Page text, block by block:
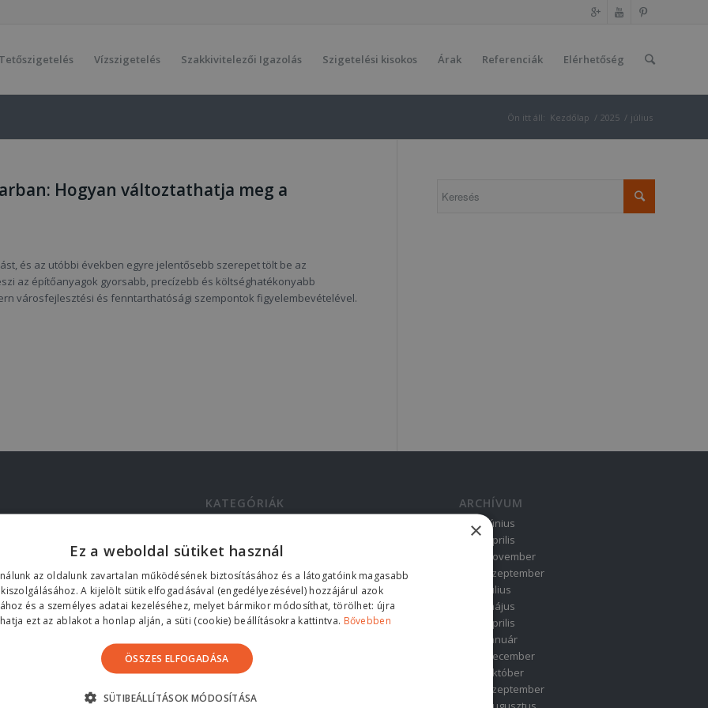
Tetőszigetelés Vízszigetelés Szakkivitelezői Igazolás Szigetelési kisokos Árak Referenciák Elérhetőség
Ön itt áll: Kezdőlap / 2025 / július
Hogyan változtathatja meg a
és az utóbbi években egyre jelentősebb szerepet tölt be az
az építőanyagok gyorsabb, precízebb és költséghatékonyabb
városfejlesztési és fenntarthatósági szempontok figyelembevételével.
üzenetét
szigetelés és lapostető
KATEGÓRIÁK ARCHÍVUM
2026. június
2026. április
2025. november
2025. szeptember
2025. július
2025. május
2025. április
2025. január
2024. december
2024. október
2024. szeptember
×
Ez a weboldal sütiket használ
az oldalunk zavartalan működésének biztosításához és a látogatóink magasabb
A kijelölt sütik elfogadásával (engedélyezésével) hozzájárul azok
és a személyes adatai kezeléséhez, melyet bármikor módosíthat, törölhet: újra
ezt az ablakot a honlap alján, a süti (cookie) beállításokra kattintva. Bővebben
ÖSSZES ELFOGADÁSA
SÜTIBEÁLLÍTÁSOK MÓDOSÍTÁSA